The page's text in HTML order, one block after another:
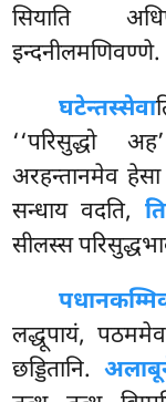
सियाति
इन्दनीलमणिवण्णे.
घटेन्तस्सेवा
‘‘परिसुद्धो
अरहन्तानमेव हेसा
सन्धाय वदति,
सीलस्स
लद्धूपायं, पठममेव
छड्डितानि.